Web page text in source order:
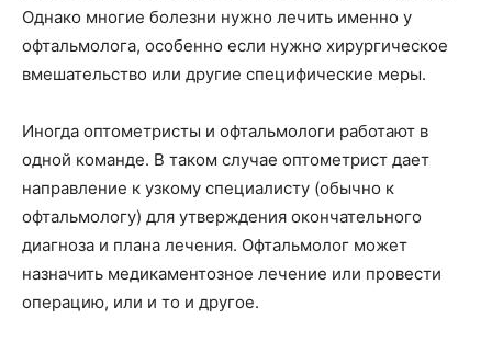
Однако многие болезни нужно лечить именно у
офтальмолога, особенно если нужно хирургическое
вмешательство или другие специфические меры.
Иногда оптометристы и офтальмологи работают в
одной команде. В таком случае оптометрист дает
направление к узкому специалисту (обычно к
офтальмологу) для утверждения окончательного
диагноза и плана лечения. Офтальмолог может
назначить медикаментозное лечение или провести
операцию, или и то и другое.